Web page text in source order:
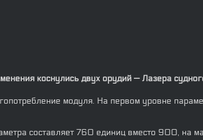
коснулись двух орудий — Лазера
модуля. На первом уровне
составляет 760 единиц вместо 900, на